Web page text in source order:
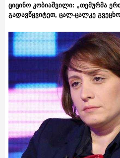
ციცინო კობიაშვილი: „თემურმა
გადავწყვიტეთ, ცალ-ცალკე